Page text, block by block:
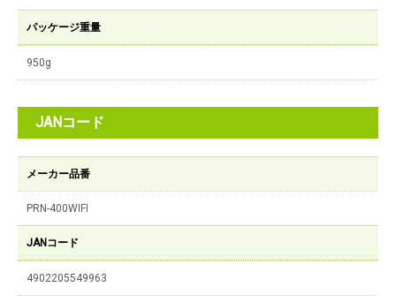
パッケージ重量
950g
JANコード
メーカー品番
PRN-400WIFI
JANコード
4902205549963